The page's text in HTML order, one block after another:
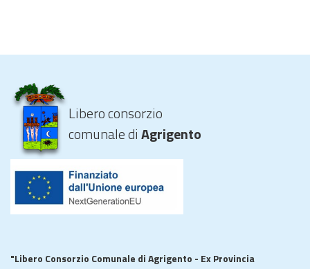
Libero consorzio
comunale diAgrigento
"Libero Consorzio Comunale di Agrigento - Ex Provincia